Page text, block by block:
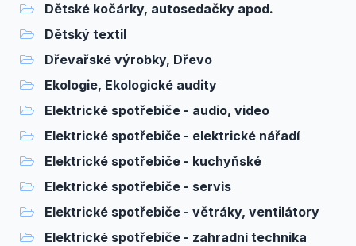
Dětské kočárky, autosedačky apod.
Dětský textil
Dřevařské výrobky, Dřevo
Ekologie, Ekologické audity
Elektrické spotřebiče - audio, video
Elektrické spotřebiče - elektrické nářadí
Elektrické spotřebiče - kuchyňské
Elektrické spotřebiče - servis
Elektrické spotřebiče - větráky, ventilátory
Elektrické spotřebiče - zahradní technika